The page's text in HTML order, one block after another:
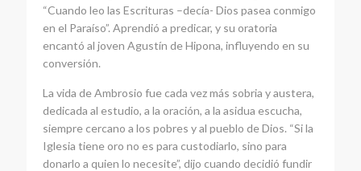
“Cuando leo las Escrituras –decía- Dios pasea conmigo
en el Paraíso”. Aprendió a predicar, y su oratoria
encantó al joven Agustín de Hipona, influyendo en su
conversión.
La vida de Ambrosio fue cada vez más sobria y austera,
dedicada al estudio, a la oración, a la asidua escucha,
siempre cercano a los pobres y al pueblo de Dios. “Si la
Iglesia tiene oro no es para custodiarlo, sino para
donarlo a quien lo necesite”, dijo cuando decidió fundir